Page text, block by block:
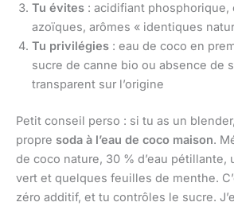
Tu évites : acidifiant phosphorique,
azoïques, arômes « identiques
Tu privilégies : eau de coco en
sucre de canne bio ou absence de
transparent sur l’origine
Petit conseil perso : si tu as un
propre soda à l’eau de coco maison.
de coco nature, 30 % d’eau pétillante,
vert et quelques feuilles de menthe.
zéro additif, et tu contrôles le sucre.